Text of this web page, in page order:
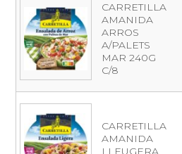
CARRETILLA
AMANIDA
ARROS
A/PALETS
MAR 240G
C/8
CARRETILLA
AMANIDA